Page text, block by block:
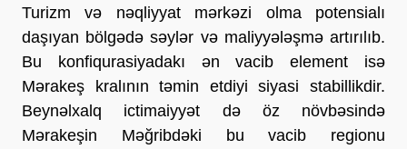
Turizm və nəqliyyat mərkəzi olma potensialı
daşıyan bölgədə səylər və maliyyələşmə artırılıb.
Bu konfiqurasiyadakı ən vacib element isə
Mərakeş kralının təmin etdiyi siyasi stabillikdir.
Beynəlxalq ictimaiyyət də öz növbəsində
Mərakeşin Məğribdəki bu vacib regionu